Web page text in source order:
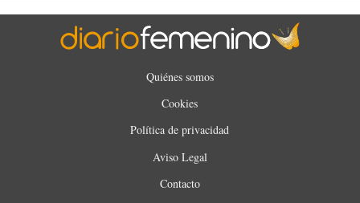
Quiénes somos
Cookies
Política de privacidad
Aviso Legal
Contacto